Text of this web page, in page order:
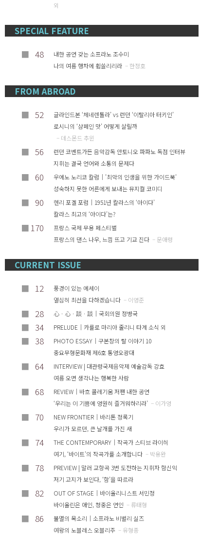
외
SPECIAL FEATURE
■ 48
내한 공연 갖는 소프라노 조수미
나의 여름 행차에 휩쓸리리라 – 한정호
FROM ABROAD
■ 52
글라인드본 ‘체네렌톨라’ vs 런던 ‘이탈리아 터키인’
로시니의 ‘샴페인 맛’ 어떻게 살릴까
– 데스몬드 추윈
■ 56
런던 코벤트가든 음악감독 안토니오 파파노 독점 인터뷰
지휘는 결국 언어와 소통의 문제다
■ 60
우에노 노리코 칼럼｜’최악의 인생을 위한 가이드북’
성숙하지 못한 어른에게 보내는 뮤지컬 코미디
■ 90
헨리 포겔 포럼｜1951년 칼라스의 ‘아이다’
칼라스 최고의 ‘아이다’는?
■ 170
프랑스 국제 무용 페스티벌
프랑스의 댄스 나우, 느낌 뜨고 기교 진다 – 문애령
CURRENT ISSUE
■ 12
풍경이 있는 에세이
열심히 최선을 다하겠습니다 – 이영준
■ 28 心ㆍ心ㆍ談ㆍ談｜국회의원 정병국
■ 34 PRELUDE｜카를로 마리아 줄리니 타계 소식 외
■ 38
PHOTO ESSAY｜구본창의 탈 이야기 10
중요무형문화재 제6호 통영오광대
■ 64
INTERVIEW | 대관령국제음악제 예술감독 강효
여름 오면 생각나는 행복한 사람
■ 68
REVIEW｜바흐 콜레기움 저팬 내한 공연
‘우리는 이 기쁨에 영원히 즐거워하리라’ – 이가영
■ 70
NEW FRONTIER｜바리톤 정록기
우리가 모르던, 큰 날개를 가진 새
■ 74
THE CONTEMPORARY｜작곡가 스티브 라이히
여기, ‘바이트’의 작곡가를 소개합니다 – 박용완
■ 78
PREVIEW | 말러 교항곡 3번 도전하는 지휘자 함신익
저기 고지가 보인다, ‘함’을 따르라
■ 82
OUT OF STAGE｜바이올리니스트 서민정
바이올린은 애인, 청중은 연인 – 류태형
■ 86
불멸의 목소리｜소프라노 비벌리 실즈
여왕의 노블레스 오블리주 – 유형종